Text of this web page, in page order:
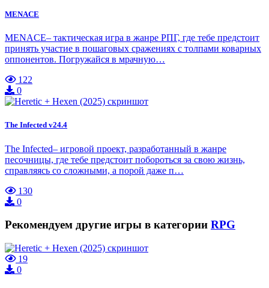
MENACE
MENACE– тактическая игра в жанре РПГ, где тебе предстоит
принять участие в пошаговых сражениях с толпами коварных
оппонентов. Погружайся в мрачную…
122
0
The Infected v24.4
The Infected– игровой проект, разработанный в жанре
песочницы, где тебе предстоит побороться за свою жизнь,
справляясь со сложными, а порой даже п…
130
0
Рекомендуем другие игры в категории RPG
19
0